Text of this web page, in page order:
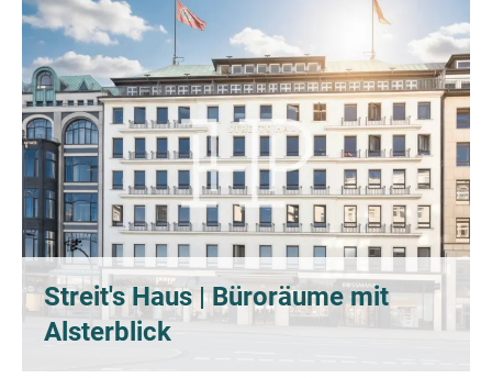
Streit's Haus | Büroräume mit
Alsterblick